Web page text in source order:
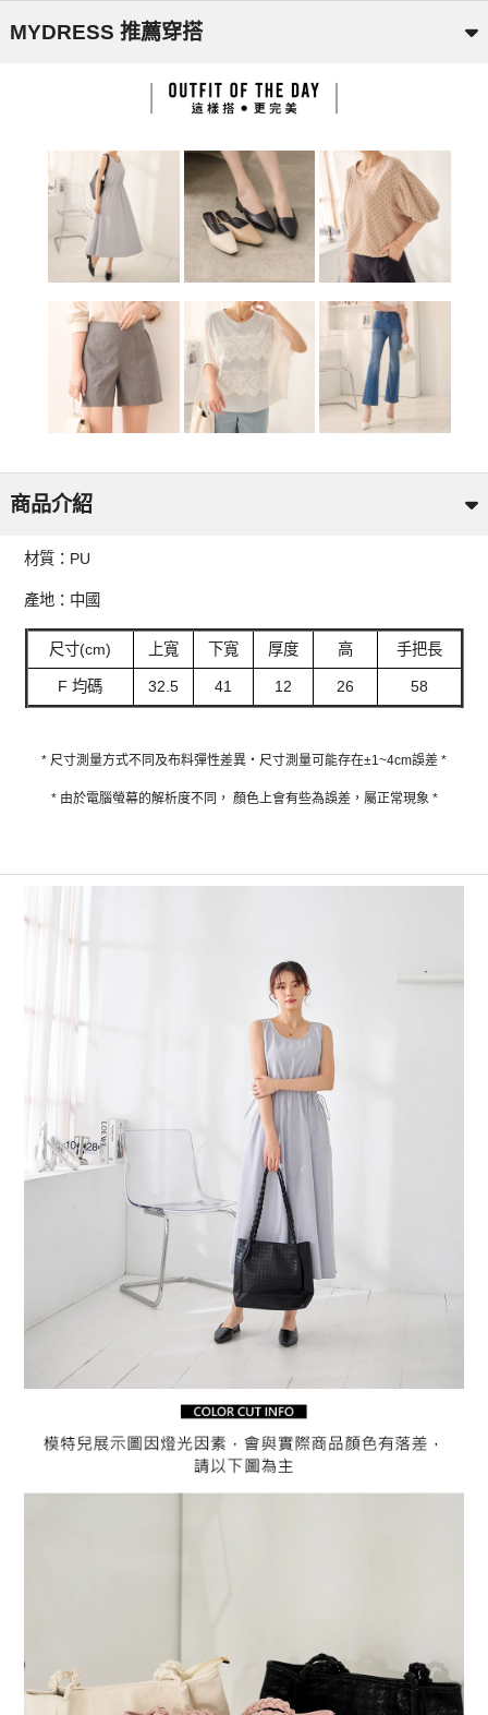
MYDRESS 推薦穿搭
商品介紹
材質：PU
產地：中國
尺寸(cm) 上寬 下寬 厚度 高 手把長
F 均碼 32.5 41 12 26 58
* 尺寸測量方式不同及布料彈性差異‧尺寸測量可能存在±1~4cm誤差 *
* 由於電腦螢幕的解析度不同， 顏色上會有些為誤差，屬正常現象 *